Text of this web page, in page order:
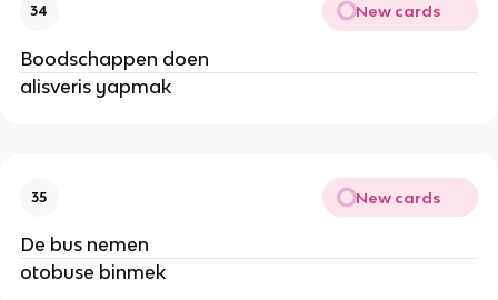
34 New cards
Boodschappen doen
alisveris yapmak
35 New cards
De bus nemen
otobuse binmek